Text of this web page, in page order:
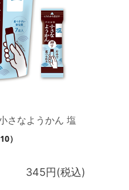
さなようかん 塩
10）
345円(税込)